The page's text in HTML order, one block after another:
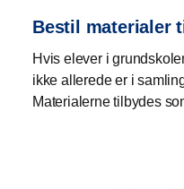
Bestil materialer
Hvis elever i
ikke allerede er i
Materialerne tilbydes